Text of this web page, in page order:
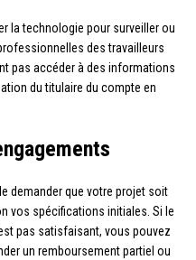
la technologie pour surveiller ou
des travailleurs
pas accéder à des informations
du titulaire du compte en
demander que votre projet soit
vos spécifications initiales. Si le
pas satisfaisant, vous pouvez
un remboursement partiel ou